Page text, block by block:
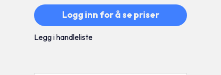
Logg inn for å se priser
Legg i handleliste